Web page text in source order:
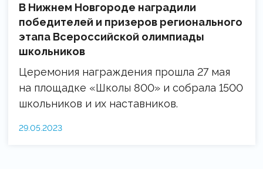
В Нижнем Новгороде наградили
победителей и призеров регионального
этапа Всероссийской олимпиады
школьников
Церемония награждения прошла 27 мая
на площадке «Школы 800» и собрала 1500
школьников и их наставников.
29.05.2023